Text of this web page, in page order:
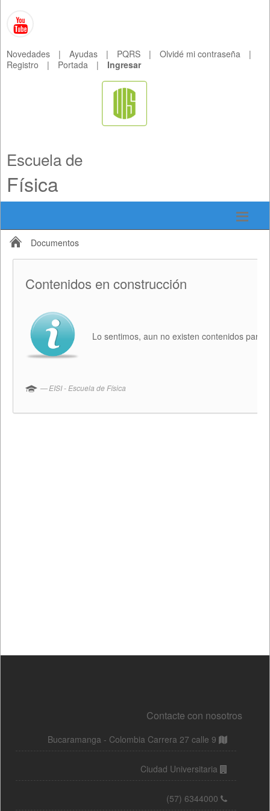
Novedades | Ayudas | PQRS | Olvidé mi contraseña
|
Registro
| Portada | Ingresar
Escuela de
Física
Documentos
Contacte con nosotros
Bucaramanga - Colombia Carrera 27 calle 9
Ciudad Universitaria
(57) 6344000